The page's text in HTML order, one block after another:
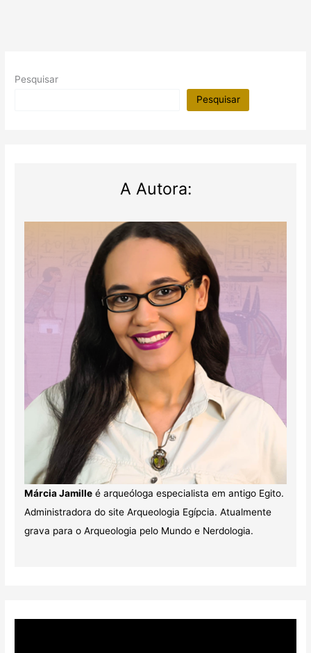
Pesquisar
Pesquisar
A Autora:
Márcia Jamilleé arqueóloga especialista em antigo Egito.
Administradora do site Arqueologia Egípcia. Atualmente
grava para o Arqueologia pelo Mundo e Nerdologia.